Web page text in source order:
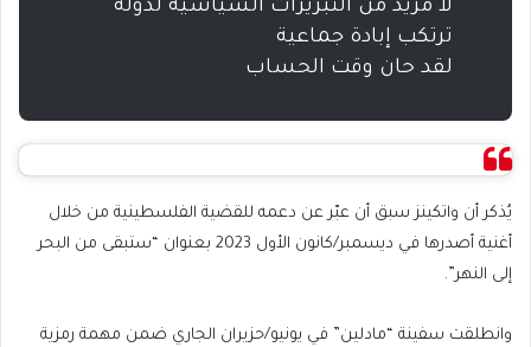
لا مزيد من التبريرات السياسية لدولة
ترتكب إبادة جماعية
لقد حان وقت الحساب
يُذكر أن واتكينز سبق أن عبّر عن دعمه للقضية الفلسطينية من خلال
أغنية أصدرها في ديسمبر/كانون الأول 2023 بعنوان “ستبقى من البحر
إلى النهر”.
وانطلقت سفينة “مادلين” في يونيو/حزيران الجاري ضمن مهمة رمزية